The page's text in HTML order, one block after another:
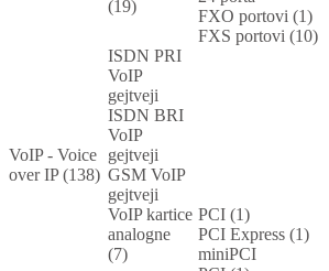
VoIP - Voice
over IP (138)
(19)
FXO portovi (1)
FXS portovi (10)
ISDN PRI
VoIP
gejtveji
ISDN BRI
VoIP
gejtveji
GSM VoIP
gejtveji
VoIP kartice
analogne
(7)
PCI (1)
PCI Express (1)
miniPCI